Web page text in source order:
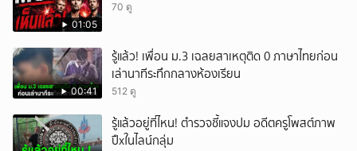
01:05
70 ดู
00:41
รู้แล้ว! เพื่อน ม.3 เฉลยสาเหตุติด 0 ภาษาไทยก่อน
เล่านาทีระทึกกลางห้องเรียน
512 ดู
รู้แล้วอยู่ที่ไหน! ตำรวจชี้แจงปม อดีตครูโพสต์ภาพ
ปืxในไลน์กลุ่ม